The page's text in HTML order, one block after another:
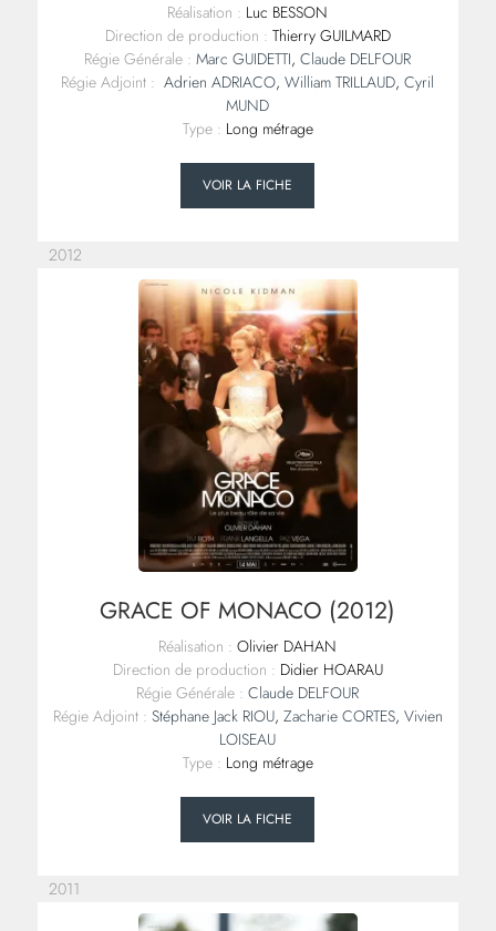
Réalisation : Luc BESSON
Direction de production : Thierry GUILMARD
Régie Générale : Marc GUIDETTI,Claude DELFOUR
Régie Adjoint : Adrien ADRIACO,William TRILLAUD,Cyril
MUND
Type : Long métrage
VOIR LA FICHE
2012
GRACE OF MONACO (2012)
Réalisation : Olivier DAHAN
Direction de production : Didier HOARAU
Régie Générale : Claude DELFOUR
Régie Adjoint : Stéphane Jack RIOU, Zacharie CORTES, Vivien
LOISEAU
Type : Long métrage
VOIR LA FICHE
2011